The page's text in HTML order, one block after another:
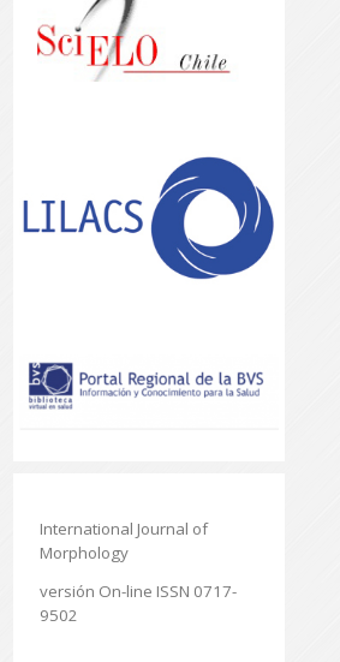
International Journal of
Morphology
versión On-line ISSN 0717-
9502